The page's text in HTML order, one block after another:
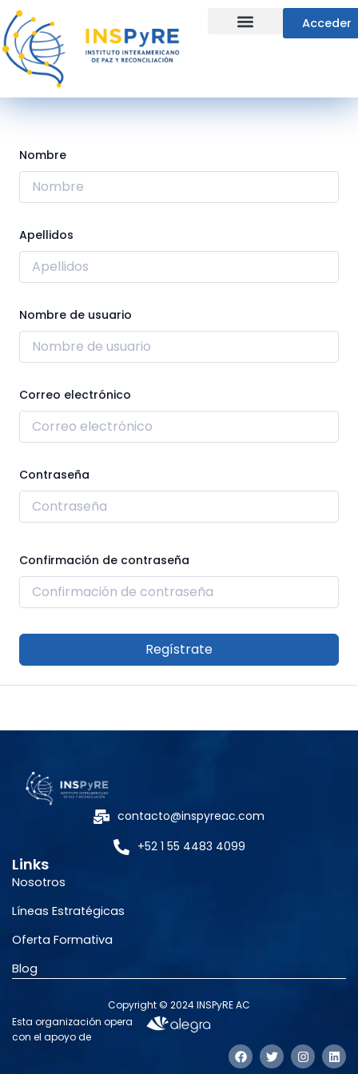
al
contenido
Acceder
Nombre
Apellidos
Nombre de usuario
Correo electrónico
Contraseña
Confirmación de contraseña
Regístrate
contacto@inspyreac.com
+52 1 55 4483 4099
Links
Nosotros
Líneas Estratégicas
Oferta Formativa
Blog
Copyright © 2024 INSPyRE AC
Esta organización opera
con el apoyo de
F
a
T
w
I
n
L
i